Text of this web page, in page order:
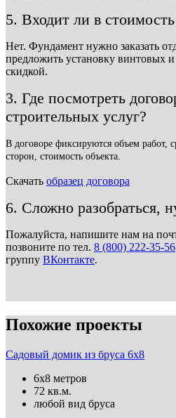
5. Входит ли в
Нет. Фундамент нужно заказать
предложить установку винтовых
скидкой.
3. Где посмотреть
строительных услуг?
В договоре фиксируются объем работ,
сторон, стоимость объекта.
Скачать образец договора
6. Сложно разобраться,
Пожалуйста, напишите нам на
позвоните по тел. 8 (800) 222-35-56
группу ВКонтакте.
Похожие проекты
Садовый домик из бруса 6х8
6х8 метров
72 кв.м.
любой вид бруса